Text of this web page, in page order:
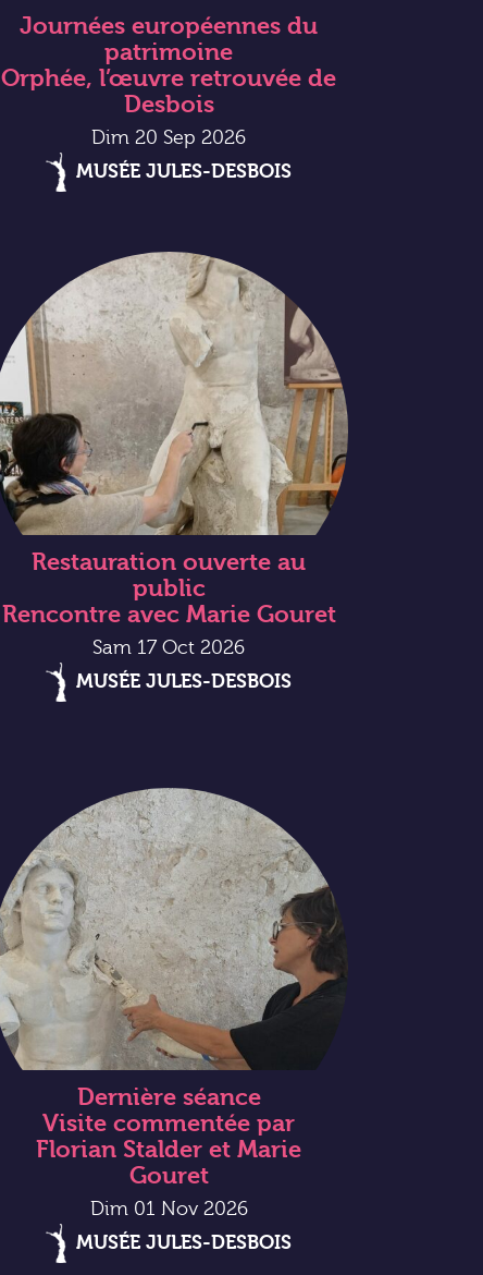
Journées européennes du
patrimoine
Orphée, l’œuvre retrouvée de
Desbois
Dim 20 Sep 2026
MUSÉE JULES-DESBOIS
Restauration ouverte au
public
Rencontre avec Marie Gouret
Sam 17 Oct 2026
MUSÉE JULES-DESBOIS
Dernière séance
Visite commentée par
Florian Stalder et Marie
Gouret
Dim 01 Nov 2026
MUSÉE JULES-DESBOIS